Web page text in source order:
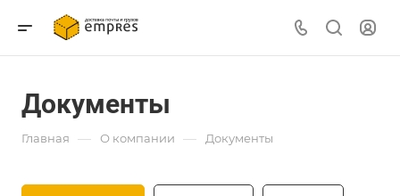
Документы
Главная — О компании — Документы